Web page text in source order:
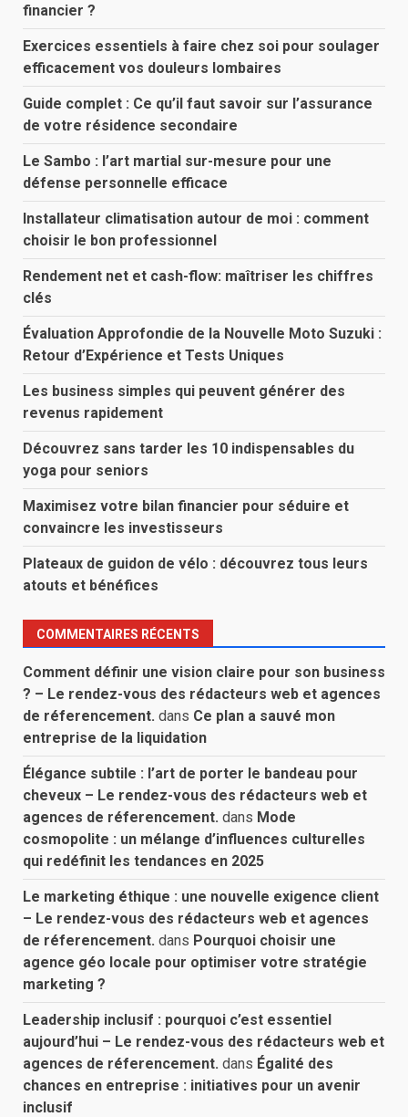
financier ?
Exercices essentiels à faire chez soi pour soulager
efficacement vos douleurs lombaires
Guide complet : Ce qu’il faut savoir sur l’assurance
de votre résidence secondaire
Le Sambo : l’art martial sur-mesure pour une
défense personnelle efficace
Installateur climatisation autour de moi : comment
choisir le bon professionnel
Rendement net et cash-flow: maîtriser les chiffres
clés
Évaluation Approfondie de la Nouvelle Moto Suzuki :
Retour d’Expérience et Tests Uniques
Les business simples qui peuvent générer des
revenus rapidement
Découvrez sans tarder les 10 indispensables du
yoga pour seniors
Maximisez votre bilan financier pour séduire et
convaincre les investisseurs
Plateaux de guidon de vélo : découvrez tous leurs
atouts et bénéfices
COMMENTAIRES RÉCENTS
Comment définir une vision claire pour son business
? – Le rendez-vous des rédacteurs web et agences
de réferencement. dans Ce plan a sauvé mon
entreprise de la liquidation
Élégance subtile : l’art de porter le bandeau pour
cheveux – Le rendez-vous des rédacteurs web et
agences de réferencement. dans Mode
cosmopolite : un mélange d’influences culturelles
qui redéfinit les tendances en 2025
Le marketing éthique : une nouvelle exigence client
– Le rendez-vous des rédacteurs web et agences
de réferencement. dans Pourquoi choisir une
agence géo locale pour optimiser votre stratégie
marketing ?
Leadership inclusif : pourquoi c’est essentiel
aujourd’hui – Le rendez-vous des rédacteurs web et
agences de réferencement. dans Égalité des
chances en entreprise : initiatives pour un avenir
inclusif